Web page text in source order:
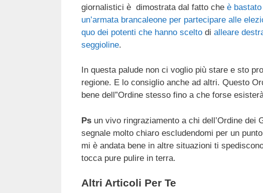
giornalistici è dimostrata dal fatto che è
un’armata brancaleone per partecipare alle
quo dei potenti che hanno scelto di alleare
seggioline.
In questa palude non ci voglio più stare e sto
regione. E lo consiglio anche ad altri. Questo
bene dell”Ordine stesso fino a che forse
Ps un vivo ringraziamento a chi dell’Ordine dei
segnale molto chiaro escludendomi per un
mi è andata bene in altre situazioni ti
tocca pure pulire in terra.
Altri Articoli Per Te